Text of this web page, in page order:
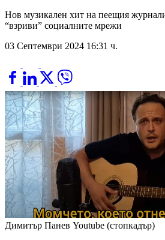
Нов музикален хит на пеещия
“взриви” социалните мрежи
03 Септември 2024 16:31 ч.
Димитър Панев Youtube (стопкадър)